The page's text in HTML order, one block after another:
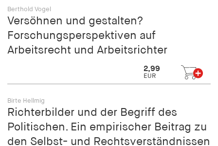
Berthold Vogel
Versöhnen und gestalten?
Forschungsperspektiven auf
Arbeitsrecht und Arbeitsrichter
2,99
EUR
Birte Hellmig
Richterbilder und der Begriff des
Politischen. Ein empirischer Beitrag zu
den Selbst- und Rechtsverständnissen
Name:
fe_typo_user
Anbieter:
hamburger-edition.de
fonts_loaded
Name:
fonts_loaded